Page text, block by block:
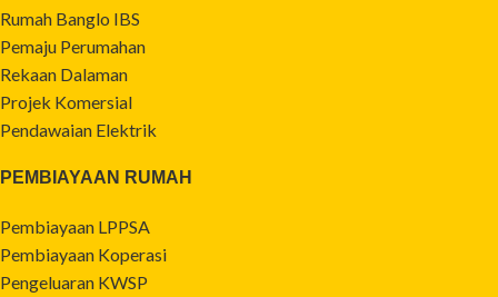
Rumah Banglo IBS
Pemaju Perumahan
Rekaan Dalaman
Projek Komersial
Pendawaian Elektrik
PEMBIAYAAN RUMAH
Pembiayaan LPPSA
Pembiayaan Koperasi
Pengeluaran KWSP